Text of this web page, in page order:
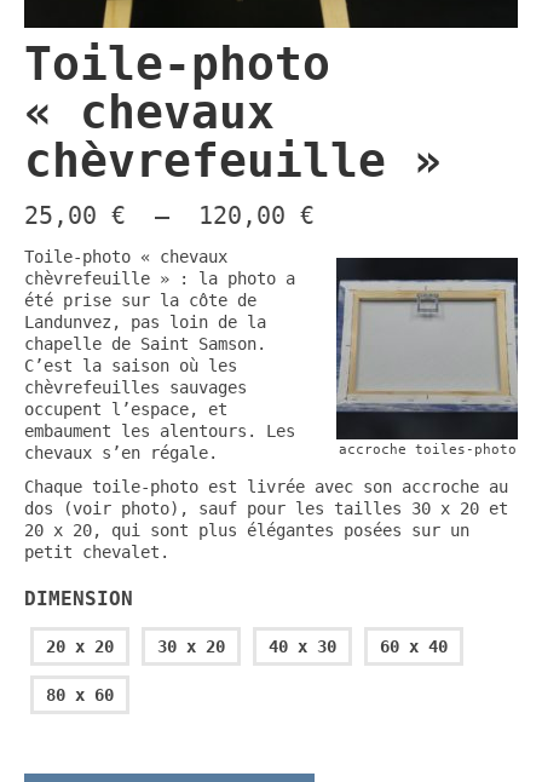
Toile-photo
« chevaux
chèvrefeuille »
25,00 € – 120,00 €
prix :
25,00 €
120,00 €
accroche toiles-photo
Toile-photo « chevaux
chèvrefeuille » : la photo a
été prise sur la côte de
Landunvez, pas loin de la
chapelle de Saint Samson.
C’est la saison où les
chèvrefeuilles sauvages
occupent l’espace, et
embaument les alentours. Les
chevaux s’en régale.
Chaque toile-photo est livrée avec son accroche au
dos (voir photo), sauf pour les tailles 30 x 20 et
20 x 20, qui sont plus élégantes posées sur un
petit chevalet.
DIMENSION
20 x 20 30 x 20 40 x 30 60 x 40
80 x 60